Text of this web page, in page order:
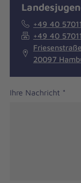
+49 40
+49 40
20097
Ihre Nachricht *